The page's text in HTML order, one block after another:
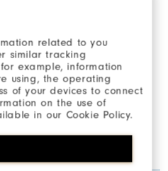
related to you
similar tracking
example, information
using, the operating
of your devices to connect
on the use of
in our Cookie Policy.